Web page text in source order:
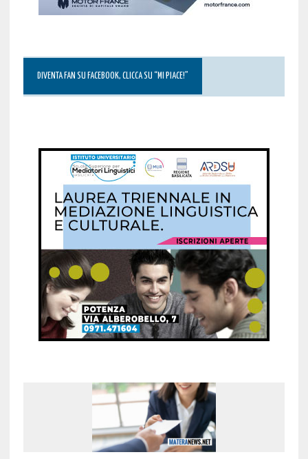
DIVENTA FAN SU FACEBOOK, CLICCA SU “MI PIACE!”